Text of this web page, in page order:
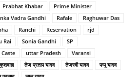
Prabhat Khabar
Prime Minister
Vadra Gandhi Rafale
Raghuwar Das
Ranchi Reservation
rjd
Rai Sonia Gandhi
SP
uttar Pradesh
Varansi
तेज प्रताप यादव तेजस्वी यादव
पप्पू यादव